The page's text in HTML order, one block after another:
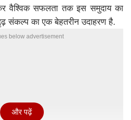
वैश्विक सफलता तक इस समुदाय का
संकल्प का एक बेहतरीन उदाहरण है.
below advertisement
और पढ़ें